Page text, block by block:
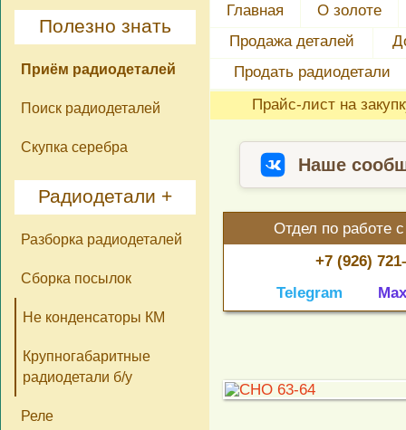
Главная
О золоте
Продажа деталей
Продать радиодетали
Прайс-лист на
Наше
Отдел по работе
+7 (926)
Telegram
Max
Полезно знать
Приём радиодеталей
Поиск радиодеталей
Скупка серебра
Радиодетали +
Разборка радиодеталей
Сборка посылок
Не конденсаторы КМ
Крупногабаритные
радиодетали б/у
Реле